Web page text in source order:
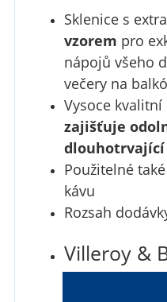
Sklenice s
vzorem pro
nápojů všeho
večery na
Vysoce kvalitní
zajišťuje
dlouhotrvající
Použitelné
kávu
Rozsah
Villeroy &